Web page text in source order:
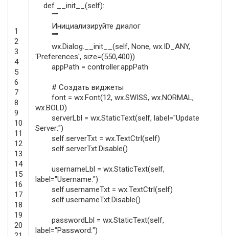
1
2
3
4
5
6
7
8
9
10
11
12
13
14
15
16
17
18
19
20
def __init__ (self):
"""
Инициализируйте диалог
"""
wx.Dialog. __init__ (self, None, wx.ID_ANY,
'Preferences', size=(550,400))
appPath = controller.appPath
# Создать виджеты
font = wx.Font(12, wx.SWISS, wx.NORMAL,
wx.BOLD)
serverLbl = wx.StaticText(self, label="Update
Server:")
self.serverTxt = wx.TextCtrl(self)
self.serverTxt.Disable()
usernameLbl = wx.StaticText(self,
label="Username:")
self.usernameTxt = wx.TextCtrl(self)
self.usernameTxt.Disable()
passwordLbl = wx.StaticText(self,
label="Password:")